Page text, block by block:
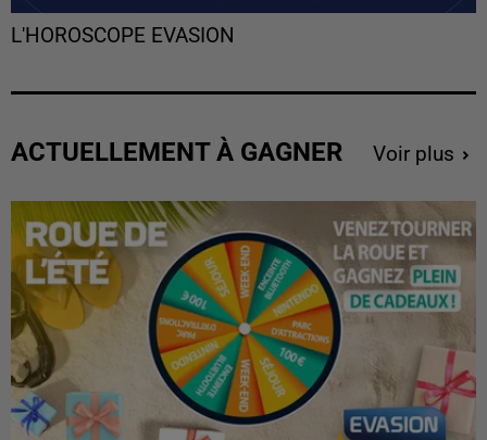
L'HOROSCOPE EVASION
ACTUELLEMENT À GAGNER Voir plus